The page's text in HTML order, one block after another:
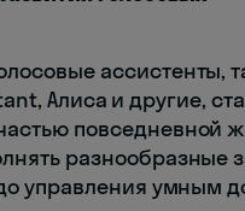
ассистенты,
Алиса и другие,
повседневной
разнообразные
управления умным